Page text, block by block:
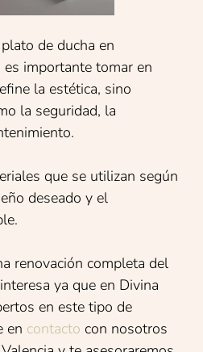
de ducha en
importante tomar en
la estética, sino
la seguridad, la
que se utilizan según
deseado y el
renovación completa del
ya que en Divina
en este tipo de
en contacto con nosotros